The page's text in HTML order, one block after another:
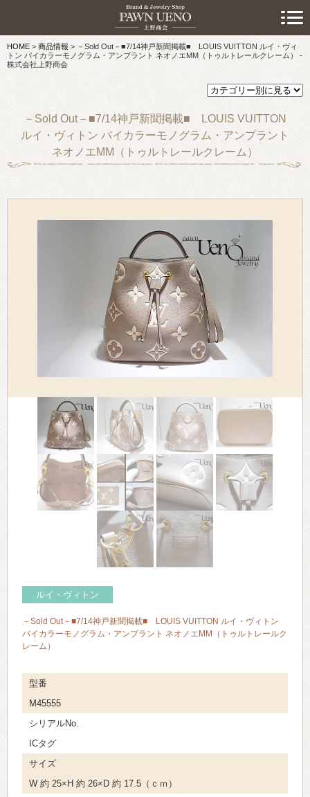
HOME > 商品情報> －Sold Out－■7/14神戸新聞掲載■ LOUIS VUITTON ルイ・ヴィ
トン バイカラーモノグラム・アンプラント ネオノエMM（トゥルトレールクレーム） -
株式会社上野商会
－Sold Out－■7/14神戸新聞掲載■ LOUIS VUITTON
ルイ・ヴィトン バイカラーモノグラム・アンプラント
ネオノエMM（トゥルトレールクレーム）
ルイ・ヴィトン
－Sold Out－■7/14神戸新聞掲載■ LOUIS VUITTON ルイ・ヴィトン
バイカラーモノグラム・アンプラント ネオノエMM（トゥルトレールク
レーム）
型番
M45555
シリアルNo.
ICタグ
サイズ
W 約 25×H 約 26×D 約 17.5（ｃｍ）
> 初めての方へ
> 預けたい方
> 売りたい方
> 買いたい方
> 取り扱い品目
> 商品情報
> お知らせ
> キャンペーン情報
> 会社概要
> アクセス
> ホーム
> 古物営業法に基づく表示
> プライバシーポリシー
> お問い合わせ